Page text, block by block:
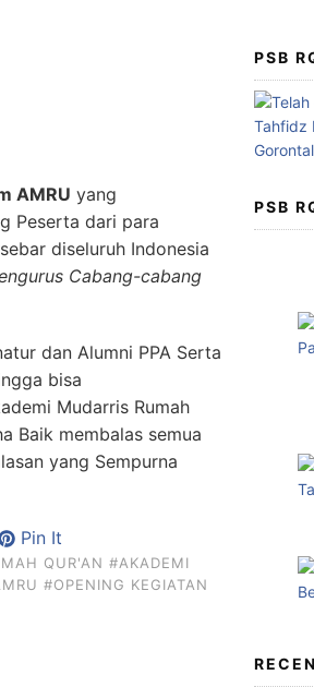
AMRU yang
Peserta dari para
diseluruh Indonesia
Cabang-cabang
dan Alumni PPA Serta
bisa
Mudarris Rumah
Baik membalas semua
yang Sempurna
Pin It
QUR'AN #AKADEMI
#OPENING KEGIATAN
PSB
PSB